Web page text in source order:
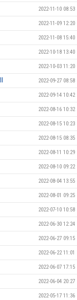
2022-11-10 08:53
2022-11-09 12:20
2022-11-08 15:40
2022-10-18 13:40
2022-10-03 11:20
2022-09-27 08:58
2022-09-14 10:42
2022-08-16 10:32
2022-08-15 10:23
2022-08-15 08:35
2022-08-11 10:29
2022-08-10 09:22
2022-08-04 13:55
2022-08-01 09:25
2022-07-10 10:58
2022-06-30 12:24
2022-06-27 09:15
2022-06-22 11:01
2022-06-07 17:15
2022-06-04 20:27
2022-05-17 11:36